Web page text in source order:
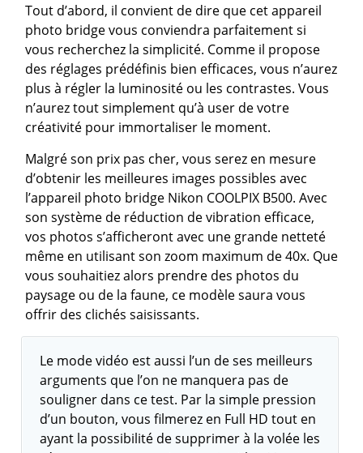
Tout d’abord, il convient de dire que cet appareil
photo bridge vous conviendra parfaitement si
vous recherchez la simplicité. Comme il propose
des réglages prédéfinis bien efficaces, vous n’aurez
plus à régler la luminosité ou les contrastes. Vous
n’aurez tout simplement qu’à user de votre
créativité pour immortaliser le moment.
Malgré son prix pas cher, vous serez en mesure
d’obtenir les meilleures images possibles avec
l’appareil photo bridge Nikon COOLPIX B500. Avec
son système de réduction de vibration efficace,
vos photos s’afficheront avec une grande netteté
même en utilisant son zoom maximum de 40x. Que
vous souhaitiez alors prendre des photos du
paysage ou de la faune, ce modèle saura vous
offrir des clichés saisissants.
Le mode vidéo est aussi l’un de ses meilleurs
arguments que l’on ne manquera pas de
souligner dans ce test. Par la simple pression
d’un bouton, vous filmerez en Full HD tout en
ayant la possibilité de supprimer à la volée les